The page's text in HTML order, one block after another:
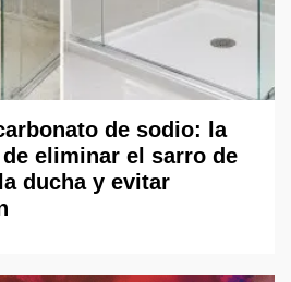
de sodio: la
de eliminar el sarro de
ducha y evitar